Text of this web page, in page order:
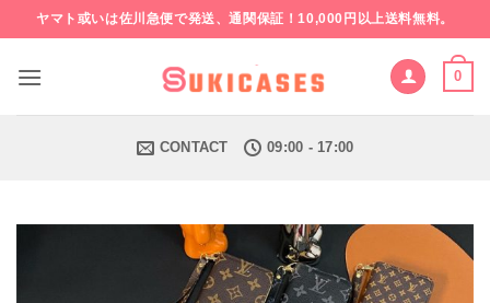
to
content
ヤマト或いは佐川急便で発送、通関保証！10,000円以上送料無料。
0
CONTACT 09:00 - 17:00